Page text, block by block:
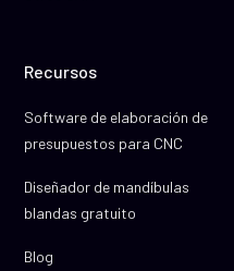
Recursos
Software de elaboración de
presupuestos para CNC
Diseñador de mandíbulas
blandas gratuito
Blog